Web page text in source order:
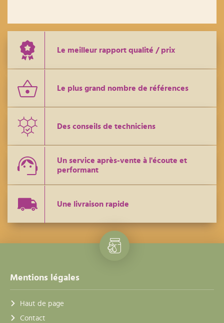
Le meilleur rapport qualité / prix
Le plus grand nombre de références
Des conseils de techniciens
Un service après-vente à l'écoute et
performant
Une livraison rapide
Mentions légales
Haut de page
Contact